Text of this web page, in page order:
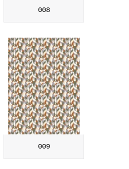
008
009